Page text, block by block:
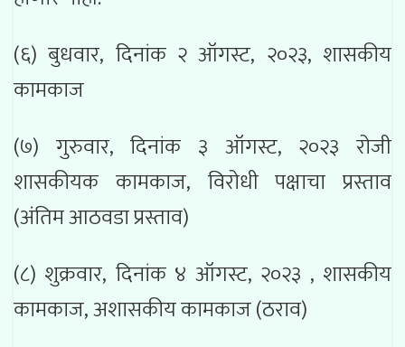
(६) बुधवार, दिनांक २ ऑगस्ट, २०२३, शासकीय
कामकाज
(७) गुरुवार, दिनांक ३ ऑगस्ट, २०२३ रोजी
शासकीयक कामकाज, विरोधी पक्षाचा प्रस्ताव
(अंतिम आठवडा प्रस्ताव)
(८) शुक्रवार, दिनांक ४ ऑगस्ट, २०२३ , शासकीय
कामकाज, अशासकीय कामकाज (ठराव)